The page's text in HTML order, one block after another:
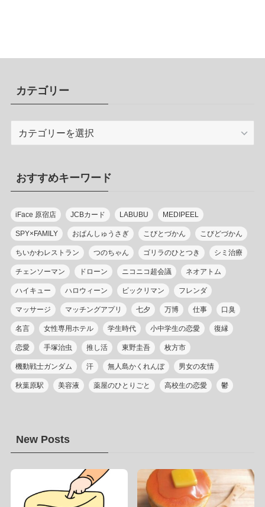
カテゴリー
リ
ー
おすすめキーワード
iFace 原宿店 JCBカード LABUBU MEDIPEEL
SPY×FAMILY おぱんしゅうさぎ こびとづかん こびどづかん
ちいかわレストラン つのちゃん ゴリラのひとつき シミ治療
チェンソーマン ドローン ニコニコ超会議 ネオアトム
ハイキュー ハロウィーン ビックリマン フレンダ
マッサージ マッチングアプリ 七夕 万博 仕事 口臭
名言 女性専用ホテル 学生時代 小中学生の恋愛 復縁
恋愛 手塚治虫 推し活 東野圭吾 枚方市
機動戦士ガンダム 汗 無人島かくれんぼ 男女の友情
秋葉原駅 美容液 薬屋のひとりごと 高校生の恋愛 鬱
New Posts